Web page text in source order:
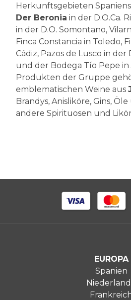
Herkunftsgebieten
Der Beronia in der D.O.Ca.
in der D.O. Somontano,
Finca Constancia in Toledo,
Cádiz, Pazos de Lusco in der
und der Bodega Tío Pepe in
Produkten der Gruppe
emblematischen Weine aus
Brandys, Anisliköre, Gins,
andere Spirituosen und
EUROPA
Spanien